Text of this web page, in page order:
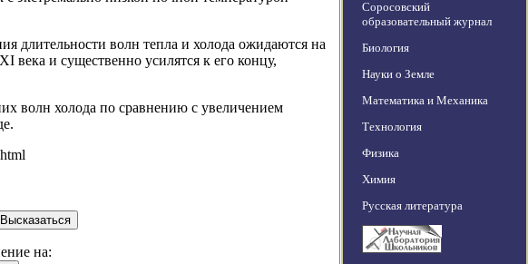
длительности волн тепла и холода ожидаются на
века и существенно усилятся к его концу,
волн холода по сравнению с увеличением
на:
Соросовский
образовательный журнал
Биология
Науки о Земле
Математика и Механика
Технология
Физика
Химия
Русская литература